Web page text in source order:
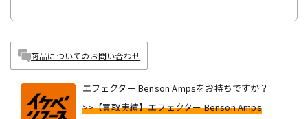
商品についてのお問い合わせ
エフェクター Benson Ampsをお持ちですか？
>>【買取実績】エフェクター Benson Amps